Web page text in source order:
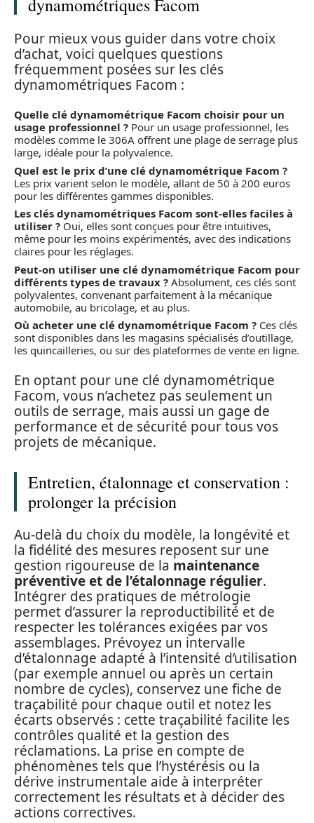
dynamométriques Facom
Pour mieux vous guider dans votre choix
d’achat, voici quelques questions
fréquemment posées sur les clés
dynamométriques Facom :
Quelle clé dynamométrique Facom choisir pour un
usage professionnel ? Pour un usage professionnel, les
modèles comme le 306A offrent une plage de serrage plus
large, idéale pour la polyvalence.
Quel est le prix d’une clé dynamométrique Facom ?
Les prix varient selon le modèle, allant de 50 à 200 euros
pour les différentes gammes disponibles.
Les clés dynamométriques Facom sont-elles faciles à
utiliser ? Oui, elles sont conçues pour être intuitives,
même pour les moins expérimentés, avec des indications
claires pour les réglages.
Peut-on utiliser une clé dynamométrique Facom pour
différents types de travaux ? Absolument, ces clés sont
polyvalentes, convenant parfaitement à la mécanique
automobile, au bricolage, et au plus.
Où acheter une clé dynamométrique Facom ? Ces clés
sont disponibles dans les magasins spécialisés d’outillage,
les quincailleries, ou sur des plateformes de vente en ligne.
En optant pour une clé dynamométrique
Facom, vous n’achetez pas seulement un
outils de serrage, mais aussi un gage de
performance et de sécurité pour tous vos
projets de mécanique.
Entretien, étalonnage et conservation :
prolonger la précision
Au-delà du choix du modèle, la longévité et
la fidélité des mesures reposent sur une
gestion rigoureuse de la maintenance
préventive et de l’étalonnage régulier.
Intégrer des pratiques de métrologie
permet d’assurer la reproductibilité et de
respecter les tolérances exigées par vos
assemblages. Prévoyez un intervalle
d’étalonnage adapté à l’intensité d’utilisation
(par exemple annuel ou après un certain
nombre de cycles), conservez une fiche de
traçabilité pour chaque outil et notez les
écarts observés : cette traçabilité facilite les
contrôles qualité et la gestion des
réclamations. La prise en compte de
phénomènes tels que l’hystérésis ou la
dérive instrumentale aide à interpréter
correctement les résultats et à décider des
actions correctives.